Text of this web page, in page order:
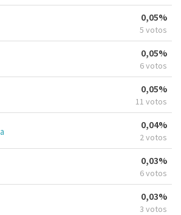
0,05%
5 votos
0,05%
6 votos
0,05%
11 votos
0,04%
2 votos
0,03%
6 votos
0,03%
3 votos